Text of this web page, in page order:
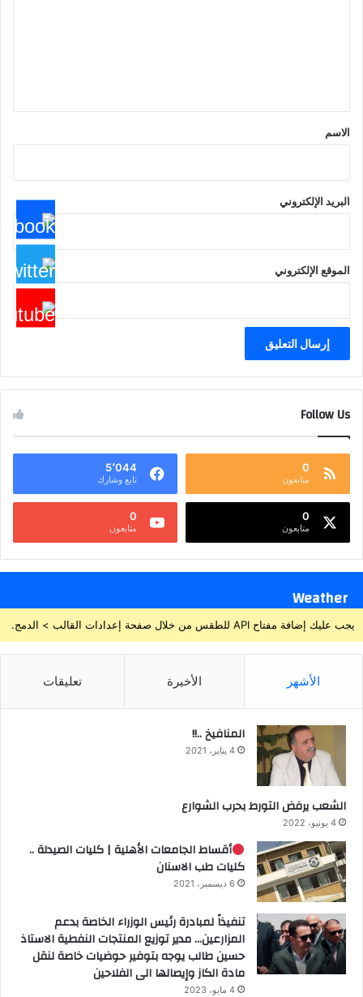
*
الاسم
البريد الإلكتروني
الموقع الإلكتروني
Follow Us
0
متابعون
5٬044
تابع وشارك
0
متابعون
0
متابعون
Weather
يجب عليك إضافة مفتاح API للطقس من خلال صفحة إعدادات القالب > الدمج.
الأشهر الأخيرة تعليقات
المنافيخ ..!!
4 يناير، 2021
الشعب يرفض التورط بحرب الشوارع
4 يونيو، 2022
أقساط الجامعات الأهلية | كليات الصيدلة ..
كليات طب الاسنان
6 ديسمبر، 2021
تنفيذاً لمبادرة رئيس الوزراء الخاصة بدعم
المزارعين… مدير توزيع المنتجات النفطية الاستاذ
حسين طالب يوجه بتوفير حوضيات خاصة لنقل
مادة الكاز وإيصالها الى الفلاحين
4 مايو، 2023